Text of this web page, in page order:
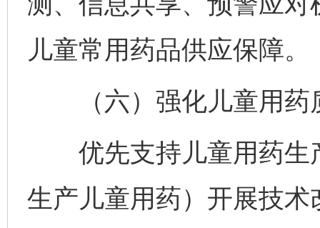
儿童常用药品供应保障。
（六）强化儿童用药
优先支持儿童用药生
生产儿童用药）开展技